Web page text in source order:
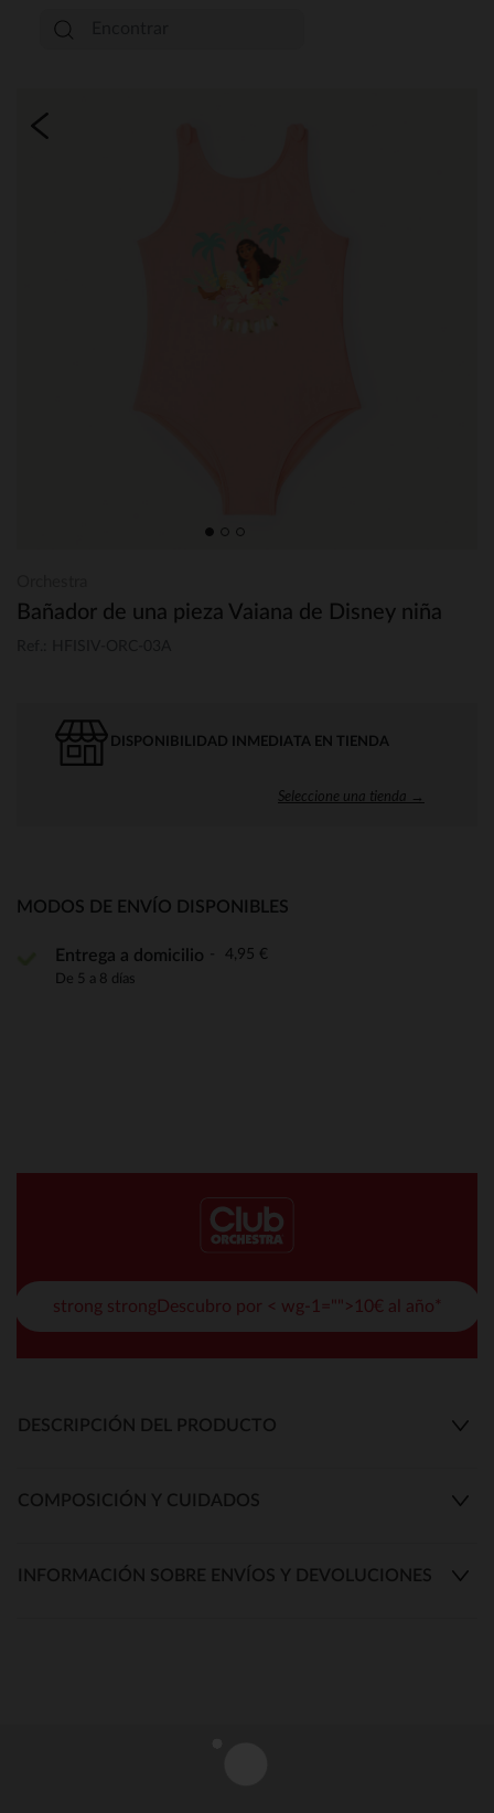
Bañador de una pieza Vaiana de Disney niña
DISPONIBILIDAD INMEDIATA EN TIENDA
Seleccione una tienda →
MODOS DE ENVÍO DISPONIBLES
Entrega a domicilio 4,95 €
De 5 a 8 días
strong strongDescubro por < wg-1="">10€ al año*
DESCRIPCIÓN DEL PRODUCTO
COMPOSICIÓN Y CUIDADOS
INFORMACIÓN SOBRE ENVÍOS Y DEVOLUCIONES